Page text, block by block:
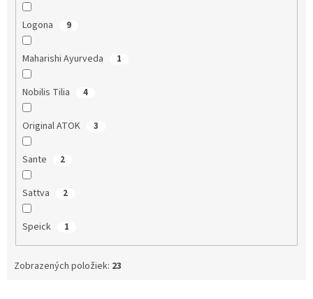
Logona 9
Maharishi Ayurveda 1
Nobilis Tilia 4
Original ATOK 3
Sante 2
Sattva 2
Speick 1
Zobrazených položiek: 23